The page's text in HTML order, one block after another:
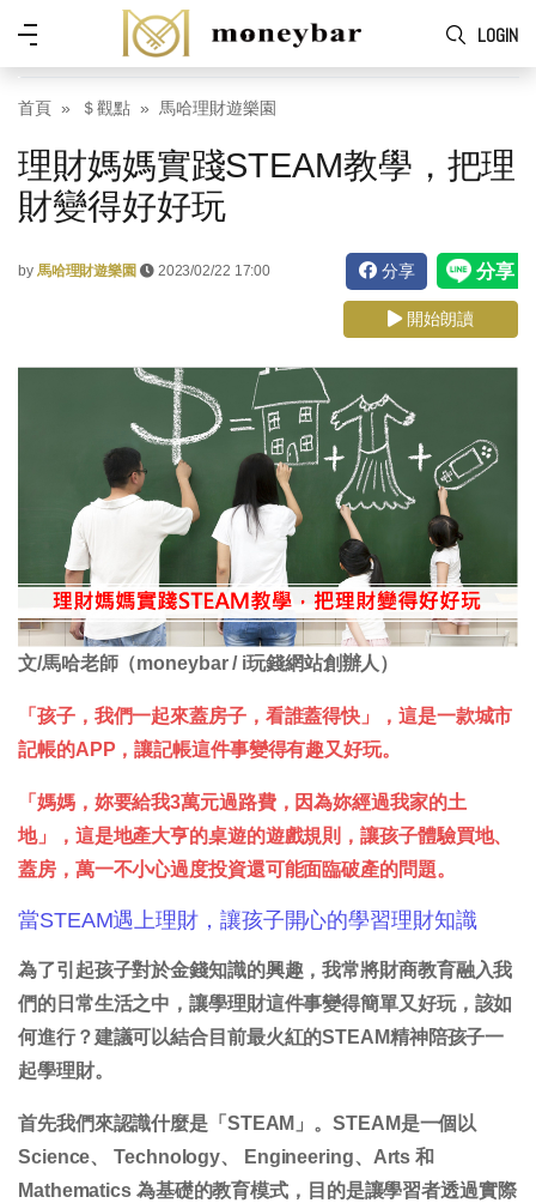
Skip to main content
LOGIN
功
能
表
首頁 ＄觀點 馬哈理財遊樂園
理財媽媽實踐STEAM教學，把理
財變得好好玩
by 馬哈理財遊樂園 2023/02/22 17:00 分享
開始朗讀
文/馬哈老師（moneybar / i玩錢網站創辦人）
「孩子，我們一起來蓋房子，看誰蓋得快」，這是一款城市
記帳的APP，讓記帳這件事變得有趣又好玩。
「媽媽，妳要給我3萬元過路費，因為妳經過我家的土
地」，這是地產大亨的桌遊的遊戲規則，讓孩子體驗買地、
蓋房，萬一不小心過度投資還可能面臨破產的問題。
當STEAM遇上理財，讓孩子開心的學習理財知識
為了引起孩子對於金錢知識的興趣，我常將財商教育融入我
們的日常生活之中，讓學理財這件事變得簡單又好玩，該如
何進行？建議可以結合目前最火紅的STEAM精神陪孩子一
起學理財。
首先我們來認識什麼是「STEAM」。STEAM是一個以
Science、 Technology、 Engineering、Arts 和
Mathematics 為基礎的教育模式，目的是讓學習者透過實際